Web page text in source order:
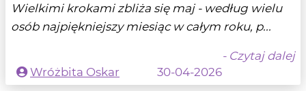
Wielkimi krokami zbliża się maj - według wielu
osób najpiękniejszy miesiąc w całym roku, p...
- Czytaj dalej
Wróżbita Oskar
30-04-2026